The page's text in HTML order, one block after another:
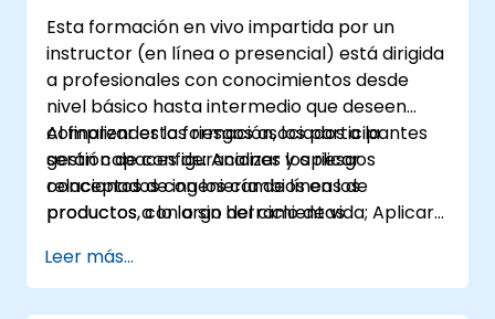
Esta formación en vivo impartida por un
instructor (en línea o presencial) está dirigida
a profesionales con conocimientos desde
nivel básico hasta intermedio que deseen
comprender los riesgos asociados a la
gestión de configuraciones y aplicar
conceptos de ingeniería de líneas de
productos, con o sin herramientas
Al finalizar esta formación, los participantes
serán capaces de: Analizar los riesgos
relacionados con los cambios en los
productos a lo largo del ciclo de vida; Aplicar
configuraciones; Comprender los conceptos
clave de la ingeniería de líneas de productos;
Leer más...